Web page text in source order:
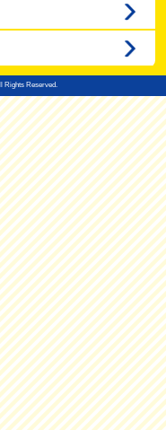
Rights Reserved.